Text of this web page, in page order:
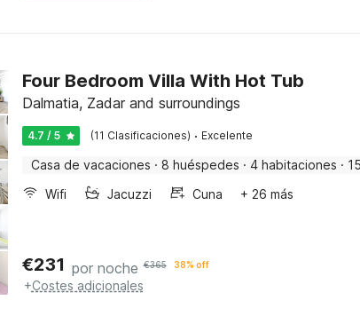
Four Bedroom Villa With Hot Tub
Dalmatia, Zadar and surroundings
4.7 / 5 (11 Clasificaciones) · Excelente
Casa de vacaciones · 8 huéspedes · 4 habitaciones ·
Wifi
Jacuzzi Cuna + 26 más
€231 por noche €365 38% off
+Costes adicionales